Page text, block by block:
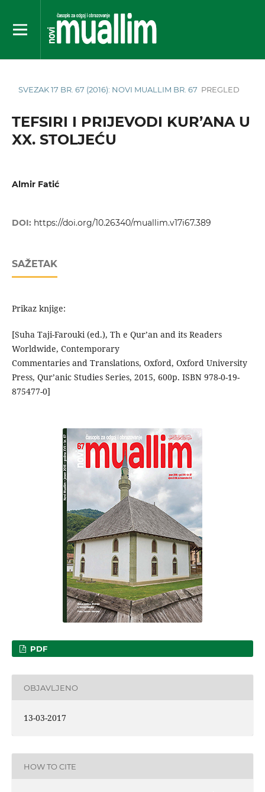
SVEZAK 17 BR. 67 (2016): NOVI MUALLIM BR. 67 PREGLED
TEFSIRI I PRIJEVODI KUR’ANA U
XX. STOLJEĆU
Almir Fatić
DOI: https://doi.org/10.26340/muallim.v17i67.389
SAŽETAK
Prikaz knjige:
[Suha Taji-Farouki (ed.), Th e Qur’an and its Readers
Worldwide, Contemporary
Commentaries and Translations, Oxford, Oxford University
Press, Qur’anic Studies Series, 2015, 600p. ISBN 978-0-19-
875477-0]
PDF
OBJAVLJENO
13-03-2017
HOW TO CITE